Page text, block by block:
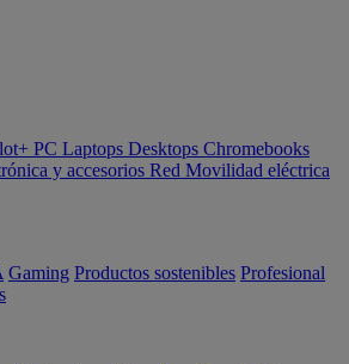
PC Laptops Desktops Chromebooks
y accesorios Red Movilidad eléctrica
Gaming Productos sostenibles Profesional